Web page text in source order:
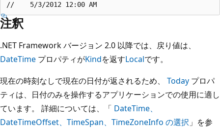
注釈
.NET Framework バージョン 2.0 以降では、戻り値は、
DateTime プロパティがKindを返すLocalです。
現在の時刻なしで現在の日付が返されるため、 Today プロパ
ティは、日付のみを操作するアプリケーションでの使用に適し
ています。 詳細については、「 DateTime、
DateTimeOffset、TimeSpan、TimeZoneInfo の選択 」を参